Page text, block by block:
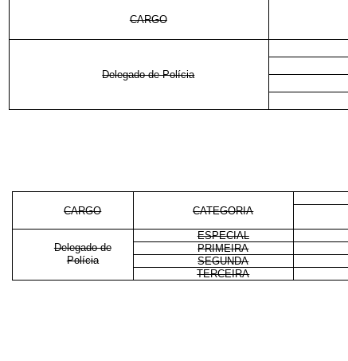
CARGO
Delegado de Polícia
CARGO
CATEGORIA
ESPECIAL
Delegado de
PRIMEIRA
Polícia
SEGUNDA
TERCEIRA